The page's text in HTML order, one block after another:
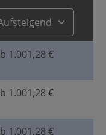
1.001,28 €
1.001,28 €
1.001,28 €